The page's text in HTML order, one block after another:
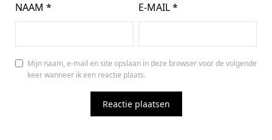
NAAM * E-MAIL*
Mijn naam, e-mail en site opslaan in deze browser voor de volgende
keer wanneer ik een reactie plaats.